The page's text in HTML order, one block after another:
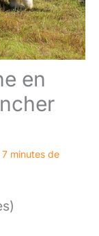
en
7 minutes de